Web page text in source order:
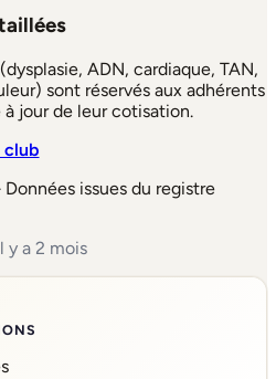
ADN, cardiaque, TAN,
sont réservés aux adhérents
jour de leur cotisation.
club
issues du registre
y a 2 mois